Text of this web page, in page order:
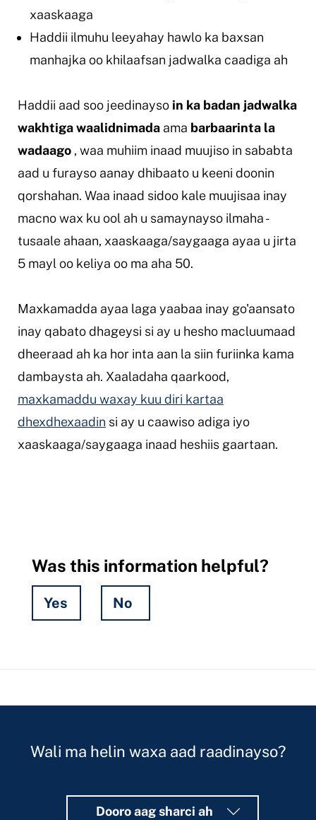
xaaskaaga
Haddii ilmuhu leeyahay hawlo ka baxsan
manhajka oo khilaafsan jadwalka caadiga ah
Haddii aad soo jeedinayso in ka badan jadwalka
wakhtiga waalidnimadaama barbaarinta la
wadaago, waa muhiim inaad muujiso in sababta
aad u furayso aanay dhibaato u keeni doonin
qorshahan. Waa inaad sidoo kale muujisaa inay
macno wax ku ool ah u samaynayso ilmaha -
tusaale ahaan, xaaskaaga/saygaaga ayaa u jirta
5 mayl oo keliya oo ma aha 50.
Maxkamadda ayaa laga yaabaa inay go'aansato
inay qabato dhageysi si ay u hesho macluumaad
dheeraad ah ka hor inta aan la siin furiinka kama
dambaysta ah. Xaaladaha qaarkood,
maxkamaddu waxay kuu diri kartaa
dhexdhexaadin si ay u caawiso adiga iyo
xaaskaaga/saygaaga inaad heshiis gaartaan.
Was this information helpful?
Yes No
Wali ma helin waxa aad raadinayso?
Dooro aag sharci ah